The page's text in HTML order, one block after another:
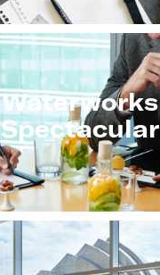
Waterworks
Spectacular